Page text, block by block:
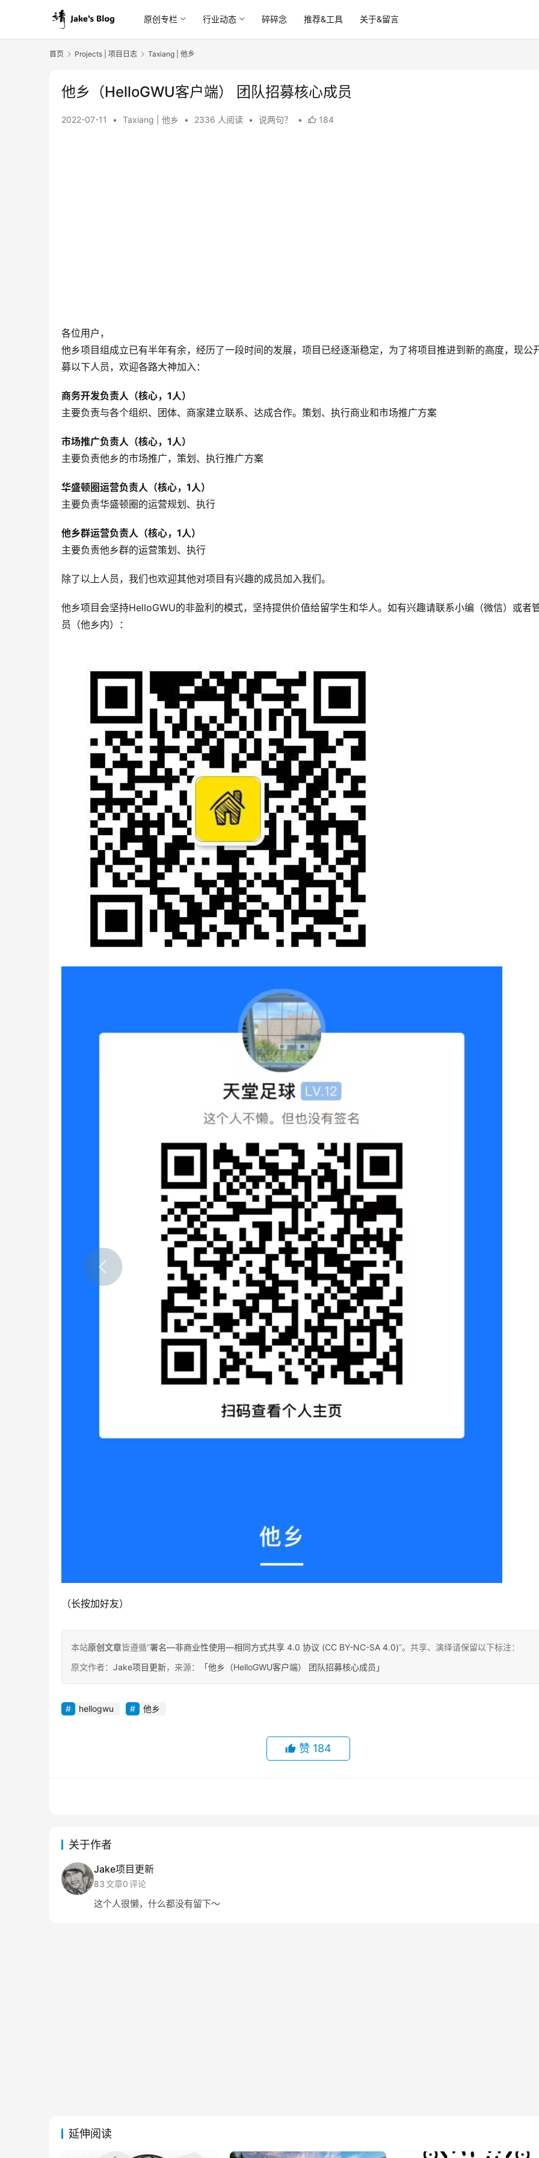
原创专栏 行业动态 碎碎念 推荐&工具 关于&留言
首页 Projects | 项目日志 Taxiang | 他乡
他乡（HelloGWU客户端） 团队招募核心成员
2022-07-11 • Taxiang | 他乡 • 2336 人阅读 • 说两句？ • 184
各位用户，
他乡项目组成立已有半年有余，经历了一段时间的发展，项目已经逐渐稳定，为了将项目推进到新的高度，现公
募以下人员，欢迎各路大神加入：
商务开发负责人（核心，1人）
主要负责与各个组织、团体、商家建立联系、达成合作。策划、执行商业和市场推广方案
市场推广负责人 （核心，1人）
主要负责他乡的市场推广，策划、执行推广方案
华盛顿圈运营负责人（核心，1人）
主要负责华盛顿圈的运营规划、执行
他乡群运营负责人（核心，1人）
主要负责他乡群的运营策划、执行
除了以上人员，我们也欢迎其他对项目有兴趣的成员加入我们。
他乡项目会坚持HelloGWU的非盈利的模式，坚持提供价值给留学生和华人。如有兴趣请联系小编（微信）或者
员（他乡内）：
（长按加好友）
本站原创文章皆遵循“署名—非商业性使用—相同方式共享 4.0 协议 (CC BY-NC-SA 4.0)”。共享、演绎请保留以下标注：
原文作者： Jake项目更新，来源： 「他乡（HelloGWU客户端） 团队招募核心成员」
hellogwu 他乡
赞 184
关于作者
Jake项目更新
83文章0评论
这个人很懒，什么都没有留下～
延伸阅读